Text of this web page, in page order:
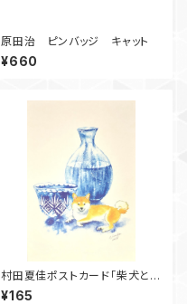
原田治 ピンバッジ キャット
¥660
村田夏佳ポストカード「柴犬と冷
酒」
¥165